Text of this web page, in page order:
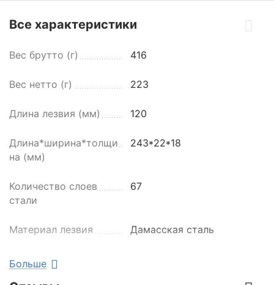
Все характеристики
Вес брутто (г) 416
Вес нетто (г) 223
Длина лезвия (мм) 120
Длина*ширина*толщи
на (мм)
243*22*18
Количество слоев
стали
67
Материал лезвия Дамасская сталь
Материал рукояти
Больше